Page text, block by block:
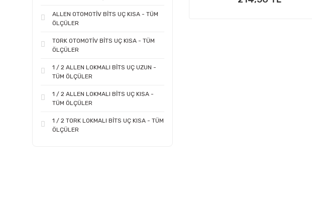
ALLEN OTOMOTİV BİTS UÇ KISA - TÜM
ÖLÇÜLER
TORK OTOMOTİV BİTS UÇ KISA - TÜM
ÖLÇÜLER
1 / 2 ALLEN LOKMALI BİTS UÇ UZUN -
TÜM ÖLÇÜLER
1 / 2 ALLEN LOKMALI BİTS UÇ KISA -
TÜM ÖLÇÜLER
1 / 2 TORK LOKMALI BİTS UÇ KISA - TÜM
ÖLÇÜLER